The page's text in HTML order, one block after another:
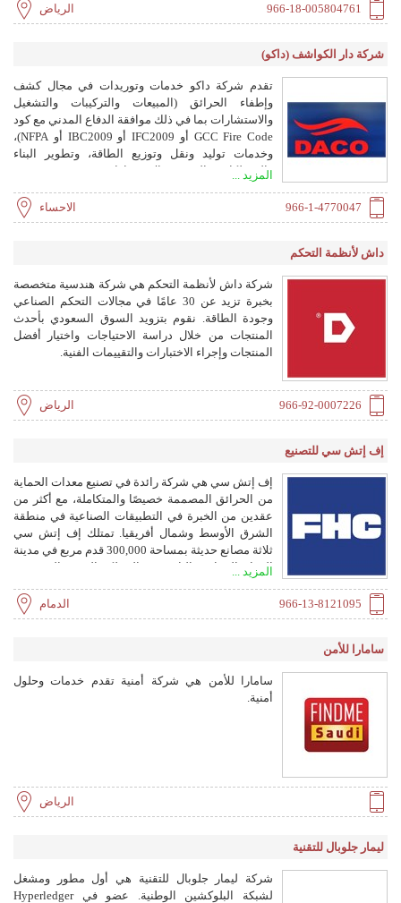
966-18-005804761 الرياض
شركة دار الكواشف (داكو)
تقدم شركة داكو خدمات وتوريدات في مجال كشف
وإطفاء الحرائق (المبيعات والتركيبات والتشغيل
والاستشارات بما في ذلك موافقة الدفاع المدني مع كود
GCC Fire Code أو IFC2009 أو IBC2009 أو NFPA)،
وخدمات توليد ونقل وتوزيع الطاقة، وتطوير البناء
والممتلكات، والتدريب والاستشارات.
المزيد ...
966-1-4770047 الاحساء
داش لأنظمة التحكم
شركة داش لأنظمة التحكم هي شركة هندسية متخصصة
بخبرة تزيد عن 30 عامًا في مجالات التحكم الصناعي
وجودة الطاقة. نقوم بتزويد السوق السعودي بأحدث
المنتجات من خلال دراسة الاحتياجات واختيار أفضل
المنتجات وإجراء الاختبارات والتقييمات الفنية.
966-92-0007226 الرياض
إف إتش سي للتصنيع
إف إتش سي هي شركة رائدة في تصنيع معدات الحماية
من الحرائق المصممة خصيصًا والمتكاملة، مع أكثر من
عقدين من الخبرة في التطبيقات الصناعية في منطقة
الشرق الأوسط وشمال أفريقيا. تمتلك إف إتش سي
ثلاثة مصانع حديثة بمساحة 300,000 قدم مربع في مدينة
الدمام الصناعية الثانية في المملكة العربية السعودية.
والحاويات وأوعية الضغط والأنابيب والمزالق والخزائن
وبكرات الخراطيم والأبواب والإطارات وأنظمة إخماد
المزيد ...
966-13-8121095 الدمام
سامارا للأمن
سامارا للأمن هي شركة أمنية تقدم خدمات وحلول
أمنية.
الرياض
ليمار جلوبال للتقنية
شركة ليمار جلوبال للتقنية هي أول مطور ومشغل
لشبكة البلوكشين الوطنية. عضو في Hyperledger